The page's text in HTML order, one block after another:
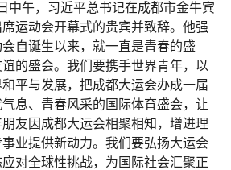
中午，习近平总书记在成都市金牛宾
运动会开幕式的贵宾并致辞。他强
自诞生以来，就一直是青春的盛
的盛会。我们要携手世界青年，以
平与发展，把成都大运会办成一届
息、青春风采的国际体育盛会，让
友因成都大运会相聚相知，增进理
业提供新动力。我们要弘扬大运会
对全球性挑战，为国际社会汇聚正